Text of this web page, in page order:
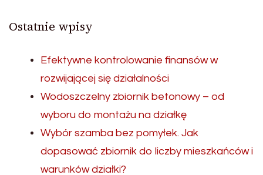
Ostatnie wpisy
Efektywne kontrolowanie finansów w
rozwijającej się działalności
Wodoszczelny zbiornik betonowy – od
wyboru do montażu na działkę
Wybór szamba bez pomyłek. Jak
dopasować zbiornik do liczby mieszkańców i
warunków działki?